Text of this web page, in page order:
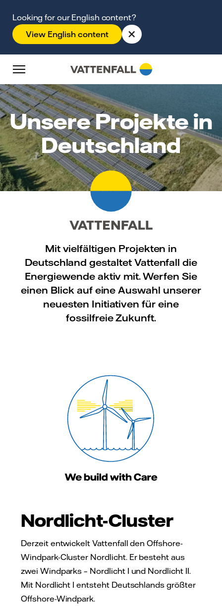
Looking for our English content?
View English content
×
Unsere Projekte in
Deutschland
Mit vielfältigen Projekten in
Deutschland gestaltet Vattenfall die
Energiewende aktiv mit. Werfen Sie
einen Blick auf eine Auswahl unserer
neuesten Initiativen für eine
fossilfreie Zukunft.
Nordlicht-Cluster
Derzeit entwickelt Vattenfall den Offshore-
Windpark-Cluster Nordlicht. Er besteht aus
zwei Windparks – Nordlicht I und Nordlicht II.
Mit Nordlicht I entsteht Deutschlands größter
Offshore-Windpark.